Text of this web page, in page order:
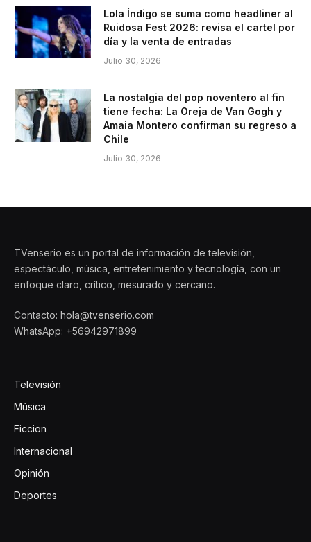
Lola Índigo se suma como headliner al
Ruidosa Fest 2026: revisa el cartel por
día y la venta de entradas
Julio 30, 2026
La nostalgia del pop noventero al fin
tiene fecha: La Oreja de Van Gogh y
Amaia Montero confirman su regreso a
Chile
Julio 30, 2026
TVenserio es un portal de información de televisión,
espectáculo, música, entretenimiento y tecnología, con un
enfoque claro, crítico, mesurado y cercano.
Contacto: hola@tvenserio.com
WhatsApp: +56942971899
Televisión
Música
Ficcion
Internacional
Opinión
Deportes